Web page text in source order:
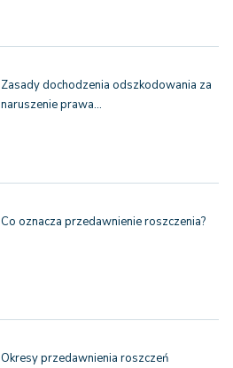
Zasady dochodzenia odszkodowania za
naruszenie prawa…
Co oznacza przedawnienie roszczenia?
Okresy przedawnienia roszczeń